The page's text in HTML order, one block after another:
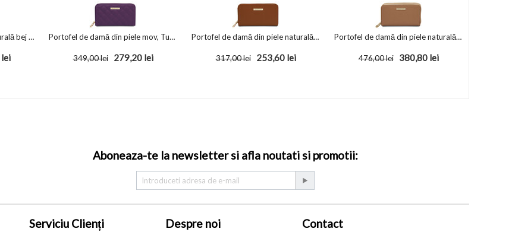
Geantă damă din piele naturală bej TL Amy
lei
Portofel de damă din piele mov, Tuscany Leather, Penelope
349,00lei 279,20 lei
Portofel de damă din piele naturală, culoare coniac, TL Ilizia
317,00lei 253,60 lei
Portofel de damă din piele naturală grej, TL Mira
476,00lei 380,80 lei
Aboneaza-te la newsletter si afla noutati si promotii:
Serviciu Clienți Despre noi Contact